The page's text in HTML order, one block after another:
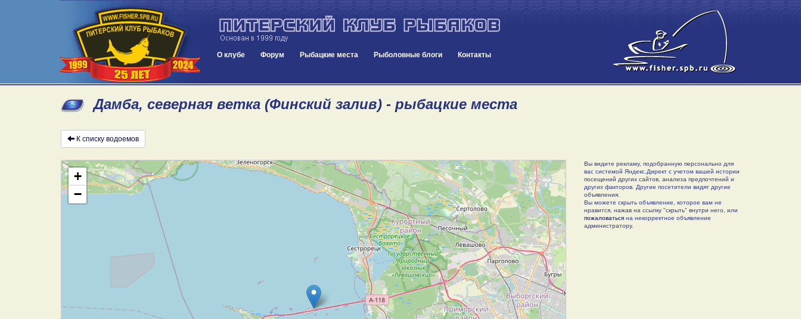
О клубе Форум Рыбацкие места Рыболовные блоги Контакты
Дамба, северная ветка (Финский залив) - рыбацкие места
К списку водоемов
+
−
Вы видите рекламу, подобранную персонально для
вас системой Яндекс.Директ с учетом вашей истории
посещений других сайтов, анализа предпочтений и
других факторов. Другие посетители видят другие
объявления.
Вы можете скрыть объявление, которое вам не
нравится, нажав на ссылку "скрыть" внутри него, или
пожаловатьсяна некорректное объявление
администратору.